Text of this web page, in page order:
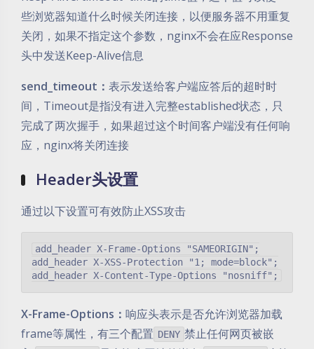
些浏览器知道什么时候关闭连接，以便服务器不用重复
关闭，如果不指定这个参数，nginx不会在应Response
头中发送Keep-Alive信息
send_timeout： 表示发送给客户端应答后的超时时
间，Timeout是指没有进入完整established状态，只
完成了两次握手，如果超过这个时间客户端没有任何响
应，nginx将关闭连接
Header头设置
通过以下设置可有效防止XSS攻击
add_header X-Frame-Options "SAMEORIGIN";
add_header X-XSS-Protection "1; mode=block";
X-Frame-Options： 响应头表示是否允许浏览器加载
frame等属性，有三个配置 DENY 禁止任何网页被嵌